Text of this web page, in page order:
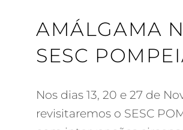
AMÁLGAMA
SESC
Nos dias 13, 20 e 27 de
revisitaremos o SESC